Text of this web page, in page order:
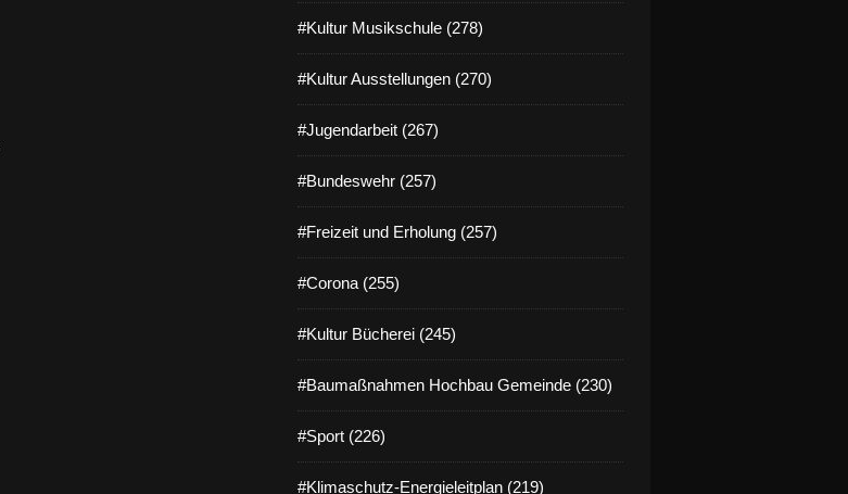
#Kultur Musikschule (278)
#Kultur Ausstellungen (270)
#Jugendarbeit (267)
#Bundeswehr (257)
#Freizeit und Erholung (257)
#Corona (255)
#Kultur Bücherei (245)
#Baumaßnahmen Hochbau Gemeinde (230)
#Sport (226)
#Klimaschutz-Energieleitplan (219)